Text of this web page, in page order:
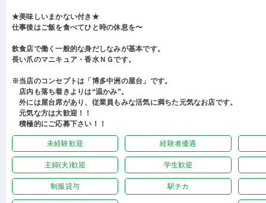
★美味しいまかない付き★
仕事後はご飯を食べてひと時の休息を〜
飲食店で働く一般的な身だしなみが基本です。
長い爪のマニキュア・香水ＮＧです。
※当店のコンセプトは「博多中洲の屋台」です。
店内も落ち着きよりは“温かみ”。
外には屋台席があり、従業員もみな活気に満ちた元気なお店です。
元気な方は大歓迎！！
積極的にご応募下さい！！
未経験歓迎 経験者優遇
主婦(夫)歓迎 学生歓迎
制服貸与 駅チカ